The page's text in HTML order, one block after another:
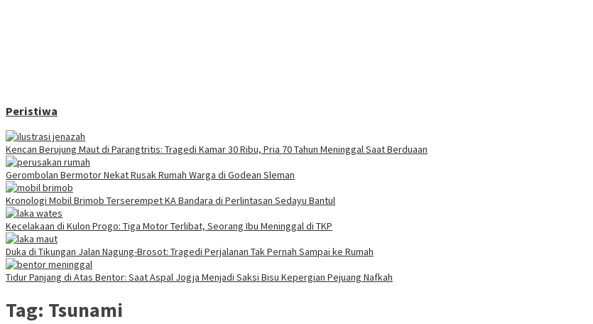
Peristiwa
Kencan Berujung Maut di Parangtritis: Tragedi Kamar 30 Ribu, Pria 70 Tahun Meninggal Saat Berduaan
Gerombolan Bermotor Nekat Rusak Rumah Warga di Godean Sleman
Kronologi Mobil Brimob Terserempet KA Bandara di Perlintasan Sedayu Bantul
Kecelakaan di Kulon Progo: Tiga Motor Terlibat, Seorang Ibu Meninggal di TKP
Duka di Tikungan Jalan Nagung-Brosot: Tragedi Perjalanan Tak Pernah Sampai ke Rumah
Tidur Panjang di Atas Bentor: Saat Aspal Jogja Menjadi Saksi Bisu Kepergian Pejuang Nafkah
Tag: Tsunami